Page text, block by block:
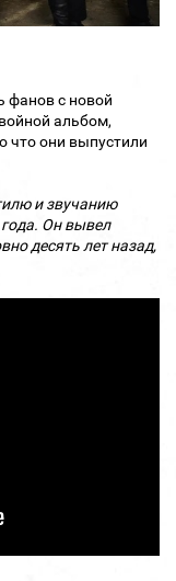
фанов с новой
альбом,
что они выпустили
и звучанию
Он вывел
десять лет назад,